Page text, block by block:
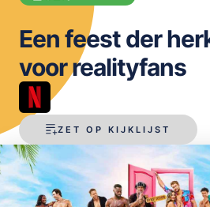
ZET OP KIJKLIJST
Een feest der
voor realityfans